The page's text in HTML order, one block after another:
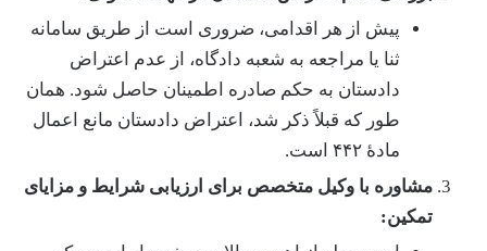
پیش از هر اقدامی، ضروری است از طریق سامانه
ثنا یا مراجعه به شعبه دادگاه، از عدم اعتراض
دادستان به حکم صادره اطمینان حاصل شود. همان
طور که قبلاً ذکر شد، اعتراض دادستان مانع اعمال
مادۀ ۴۴۲ است.
مشاوره با وکیل متخصص برای ارزیابی شرایط و مزایای
تمکین: